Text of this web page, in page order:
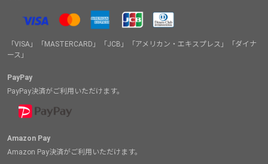
「VISA」「MASTERCARD」「JCB」「アメリカン・エキスプレス」「ダイナ
ース」
PayPay
PayPay決済がご利用いただけます。
Amazon Pay
Amazon Pay決済がご利用いただけます。